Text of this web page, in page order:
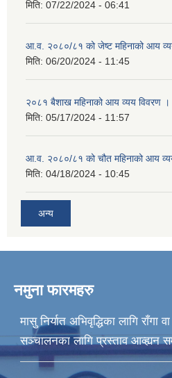
मिति: 07/22/2024 - 06:41
आ.व. २०८०/८१ को जेष्ट महिनाको आय
मिति: 06/20/2024 - 11:45
२०८१ बैशाख महिनाको आय व्यय विवरण ।
मिति: 05/17/2024 - 11:57
आ.व. २०८०/८१ को चौत महिनाको आय
मिति: 04/18/2024 - 10:45
अन्य
नमुना फारमहरु
मासु निर्यात अभिवृद्धिका लागि राँगा
सञ्चालनका लागि प्रस्ताव आव्ह्यन